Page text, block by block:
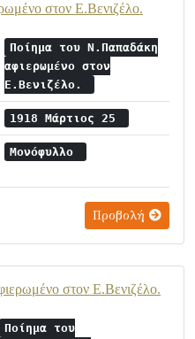
στον Ε.Βενιζέλο.
Ποίημα του Ν.Παπαδάκη
αφιερωμένο στον
Ε.Βενιζέλο.
1918 Μάρτιος 25
Μονόφυλλο
Προβολή
στον Ε.Βενιζέλο.
Ποίημα του